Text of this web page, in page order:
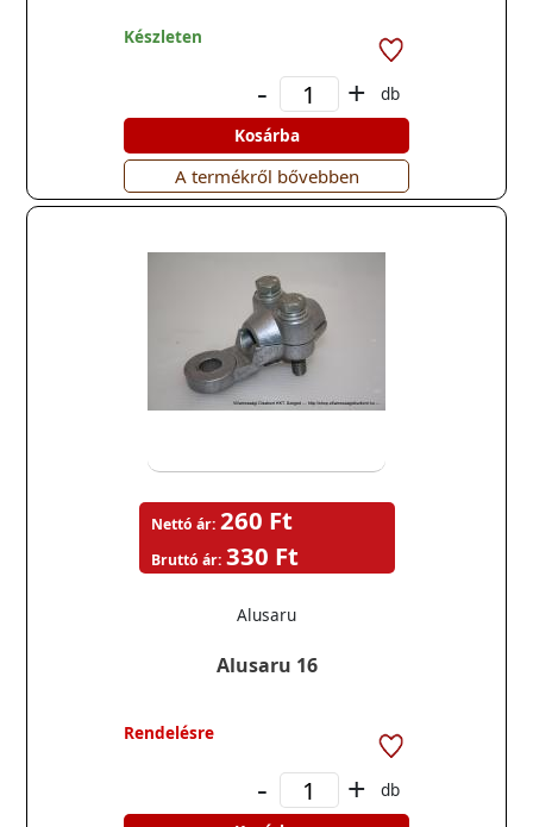
Készleten
- +
db
Kosárba
A termékről bővebben
Alusaru 16
Alusaru
Nettó ár: 260 Ft
Bruttó ár: 330 Ft
Rendelésre
- +
db